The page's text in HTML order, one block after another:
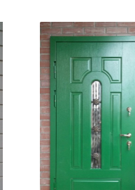
и в радиусе 20 км от него
МКАД